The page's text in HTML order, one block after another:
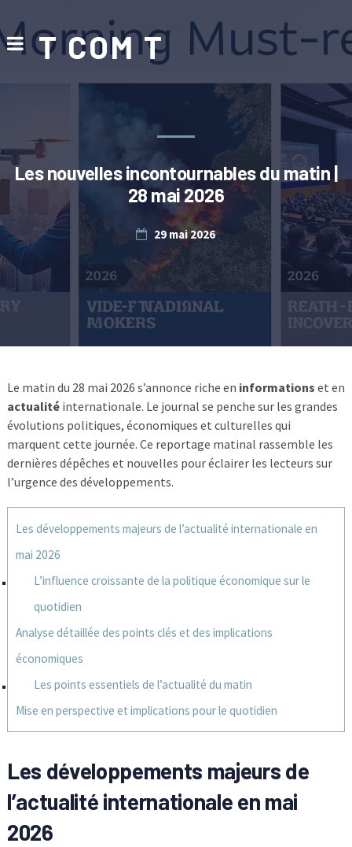
T COM T
Les nouvelles incontournables du matin |
28 mai 2026
29 mai 2026
Le matin du 28 mai 2026 s’annonce riche en informations et en
actualitéinternationale. Le journal se penche sur les grandes
évolutions politiques, économiques et culturelles qui
marquent cette journée. Ce reportage matinal rassemble les
dernières dépêches et nouvelles pour éclairer les lecteurs sur
l’urgence des développements.
Les développements majeurs de l’actualité internationale en
mai 2026
L’influence croissante de la politique économique sur le
quotidien
Analyse détaillée des points clés et des implications
économiques
Les points essentiels de l’actualité du matin
Mise en perspective et implications pour le quotidien
Les développements majeurs de
l’actualité internationale en mai
2026